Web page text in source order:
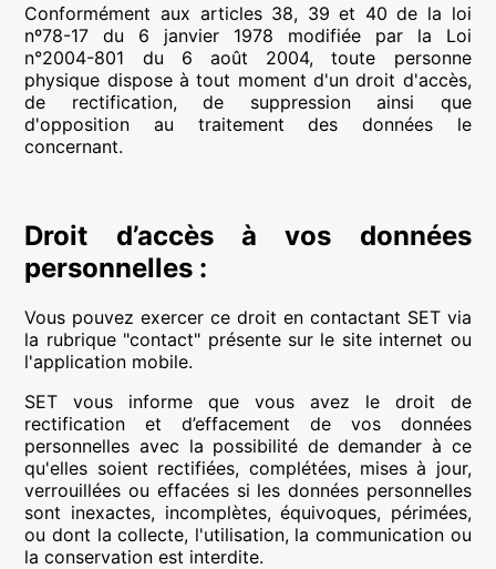
Conformément aux articles 38, 39 et 40 de la loi
nº78-17 du 6 janvier 1978 modifiée par la Loi
n°2004-801 du 6 août 2004, toute personne
physique dispose à tout moment d'un droit d'accès,
de rectification, de suppression ainsi que
d'opposition au traitement des données le
concernant.
Droit d’accès à vos données
personnelles :
Vous pouvez exercer ce droit en contactant SET via
la rubrique "contact" présente sur le site internet ou
l'application mobile.
SET vous informe que vous avez le droit de
rectification et d’effacement de vos données
personnelles avec la possibilité de demander à ce
qu'elles soient rectifiées, complétées, mises à jour,
verrouillées ou effacées si les données personnelles
sont inexactes, incomplètes, équivoques, périmées,
ou dont la collecte, l'utilisation, la communication ou
la conservation est interdite.